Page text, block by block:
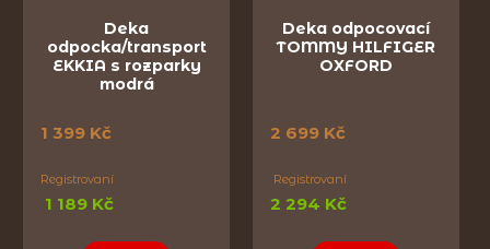
Deka
odpocka/transport
EKKIA s rozparky
modrá
1 399 Kč
Registrovaní
1 189 Kč
Deka odpocovací
TOMMY HILFIGER
OXFORD
2 699 Kč
Registrovaní
2 294 Kč